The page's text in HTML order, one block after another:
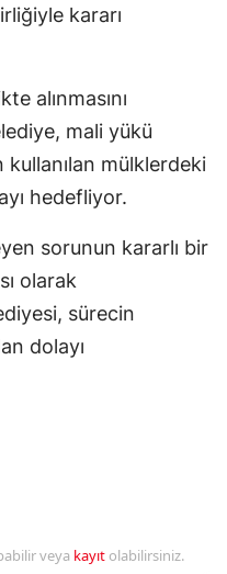
kararı
alınmasını
mali yükü
mülklerdeki
hedefliyor.
sorunun kararlı bir
olarak
sürecin
dolayı
veya kayıt olabilirsiniz.